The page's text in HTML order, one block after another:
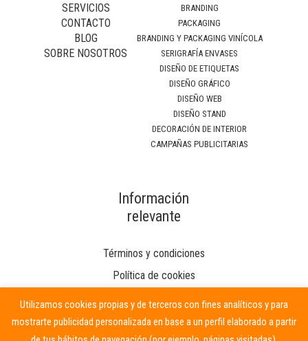
SERVICIOS
CONTACTO
BLOG
SOBRE NOSOTROS
BRANDING
PACKAGING
BRANDING Y PACKAGING VINÍCOLA
SERIGRAFÍA ENVASES
DISEÑO DE ETIQUETAS
DISEÑO GRÁFICO
DISEÑO WEB
DISEÑO STAND
DECORACIÓN DE INTERIOR
CAMPAÑAS PUBLICITARIAS
Información
relevante
Términos y condiciones
Política de cookies
Utilizamos cookies propias y de terceros con fines analíticos y para
mostrarte publicidad personalizada en base a un perfil elaborado a partir